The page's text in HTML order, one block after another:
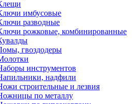
имбусовые
разводные
рожковые, комбинированные
гвоздодеры
инструментов
надфили
строительные и лезвия
по металлу